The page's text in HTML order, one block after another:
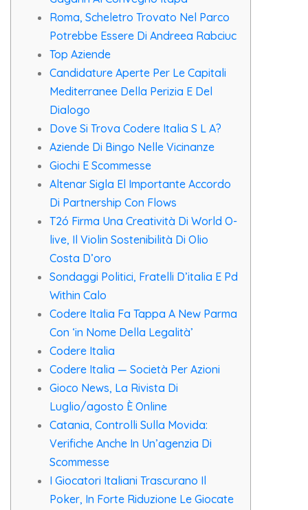
Roma, Scheletro Trovato Nel Parco
Potrebbe Essere Di Andreea Rabciuc
Top Aziende
Candidature Aperte Per Le Capitali
Mediterranee Della Perizia E Del
Dialogo
Dove Si Trova Codere Italia S L A?
Aziende Di Bingo Nelle Vicinanze
Giochi E Scommesse
Altenar Sigla El Importante Accordo
Di Partnership Con Flows
T2ó Firma Una Creatività Di World O-
live, Il Violin Sostenibilità Di Olio
Costa D’oro
Sondaggi Politici, Fratelli D’italia E Pd
Within Calo
Codere Italia Fa Tappa A New Parma
Con ‘in Nome Della Legalità’
Codere Italia
Codere Italia — Società Per Azioni
Gioco News, La Rivista Di
Luglio/agosto È Online
Catania, Controlli Sulla Movida:
Verifiche Anche In Un’agenzia Di
Scommesse
I Giocatori Italiani Trascurano Il
Poker, In Forte Riduzione Le Giocate